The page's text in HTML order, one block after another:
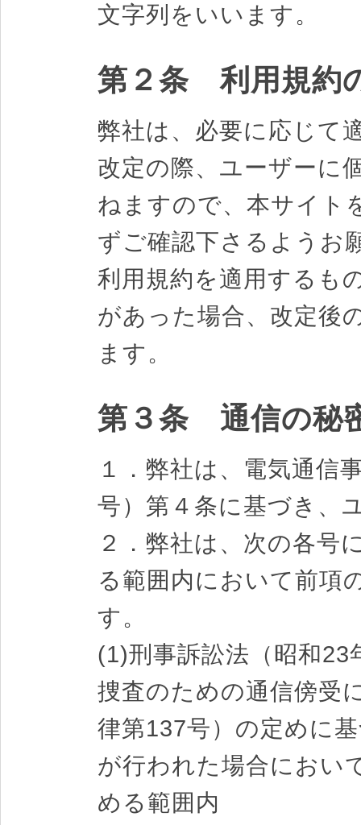
文字列をいいます。
第２条 利用規約
弊社は、必要に応じて
改定の際、ユーザーに
ねますので、本サイト
ずご確認下さるようお
利用規約を適用するも
があった場合、改定後
ます。
第３条 通信の秘
１．弊社は、電気通信
号）第４条に基づき、
２．弊社は、次の各号
る範囲内において前項
す。
(1)刑事訴訟法（昭和23
捜査のための通信傍受
律第137号）の定めに
が行われた場合におい
める範囲内